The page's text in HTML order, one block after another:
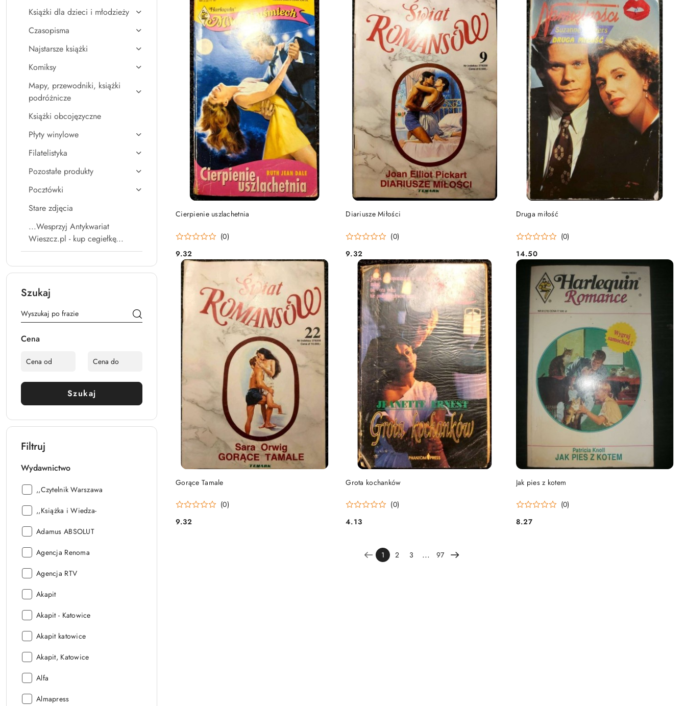
Książki dla dzieci i młodzieży
Czasopisma
Najstarsze książki
Komiksy
Mapy, przewodniki, książki
podróżnicze
Książki obcojęzyczne
Płyty winylowe
Filatelistyka
Pozostałe produkty
Pocztówki
Stare zdjęcia
...Wesprzyj Antykwariat
Wieszcz.pl - kup cegiełkę...
Szukaj
Cena
Szukaj
Filtruj
Wydawnictwo
Wydawnictwo:
,,Czytelnik Warszawa
Wydawnictwo:
,,Książka i Wiedza-
Wydawnictwo:
Adamus ABSOLUT
Wydawnictwo:
Agencja Renoma
Wydawnictwo:
Agencja RTV
Wydawnictwo:
Akapit
Wydawnictwo:
Akapit - Katowice
Wydawnictwo:
Akapit katowice
Wydawnictwo:
Akapit, Katowice
Wydawnictwo:
Alfa
Wydawnictwo:
Almapress
Cierpienie uszlachetnia
(0)
Cena:
9.32
DO KOSZYKA Diariusze Miłości
(0)
Cena:
9.32
Druga miłość
(0)
Cena:
14.50
Gorące Tamale
(0)
Cena:
9.32
Grota kochanków
(0)
Cena:
4.13
Jak pies z kotem
(0)
Cena:
8.27
1 2 3 ... 97